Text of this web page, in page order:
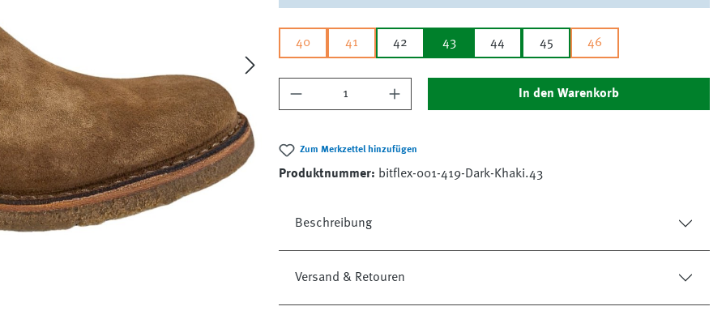
40 41 42 43 44 45 46
Produkt Anzahl: Gib den gewünschten Wert ein
In den Warenkorb
Zum Merkzettel hinzufügen
Produktnummer: bitflex-001-419-Dark-Khaki.43
Beschreibung
Versand & Retouren